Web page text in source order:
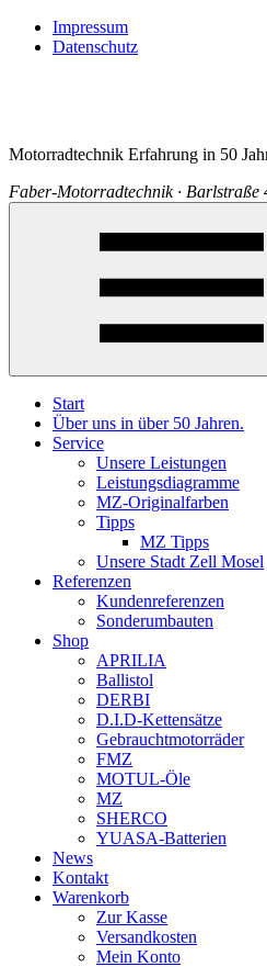
Impressum
Datenschutz
Motorradtechnik Erfahrung in 50
Faber-Motorradtechnik · Barlstraße
Start
Über uns in über 50 Jahren.
Service
Unsere Leistungen
Leistungsdiagramme
MZ-Originalfarben
Tipps
MZ Tipps
Unsere Stadt Zell Mosel
Referenzen
Kundenreferenzen
Sonderumbauten
Shop
APRILIA
Ballistol
DERBI
D.I.D-Kettensätze
Gebrauchtmotorräder
FMZ
MOTUL-Öle
MZ
SHERCO
YUASA-Batterien
News
Kontakt
Warenkorb
Zur Kasse
Versandkosten
Mein Konto